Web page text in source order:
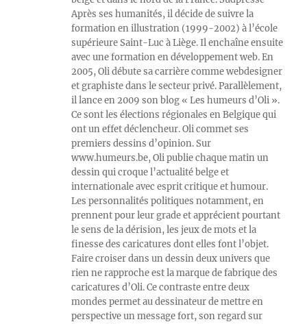
Après ses humanités, il décide de suivre la
formation en illustration (1999-2002) à l’école
supérieure Saint-Luc à Liège. Il enchaîne ensuite
avec une formation en développement web. En
2005, Oli débute sa carrière comme webdesigner
et graphiste dans le secteur privé. Parallèlement,
il lance en 2009 son blog « Les humeurs d’Oli ».
Ce sont les élections régionales en Belgique qui
ont un effet déclencheur. Oli commet ses
premiers dessins d’opinion. Sur
www.humeurs.be, Oli publie chaque matin un
dessin qui croque l’actualité belge et
internationale avec esprit critique et humour.
Les personnalités politiques notamment, en
prennent pour leur grade et apprécient pourtant
le sens de la dérision, les jeux de mots et la
finesse des caricatures dont elles font l’objet.
Faire croiser dans un dessin deux univers que
rien ne rapproche est la marque de fabrique des
caricatures d’Oli. Ce contraste entre deux
mondes permet au dessinateur de mettre en
perspective un message fort, son regard sur